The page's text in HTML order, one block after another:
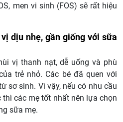
men vi sinh (FOS) sẽ rất hiệu
dịu nhẹ, gần giống với sữa
vị thanh nạt, dễ uống và phù
trẻ nhỏ. Các bé đã quen với
sơ sinh. Vì vậy, nếu có nhu cầu
các mẹ tốt nhất nên lựa chọn
sữa mẹ.